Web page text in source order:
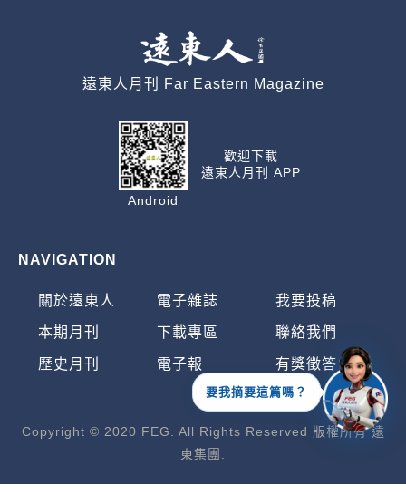
遠東人月刊 Far Eastern Magazine
Android
歡迎下載
遠東人月刊 APP
NAVIGATION
關於遠東人 電子雜誌 我要投稿
本期月刊 下載專區 聯絡我們
歷史月刊 電子報 有獎徵答
Copyright © 2020 FEG. All Rights Reserved 版權所有 遠
東集團.
要我摘要這篇嗎？